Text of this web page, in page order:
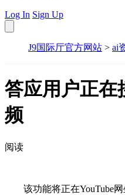
Log In Sign Up
J9国际厅官方网站 > ai
答应用户正在
频
阅读
该功能将正在YouTube网